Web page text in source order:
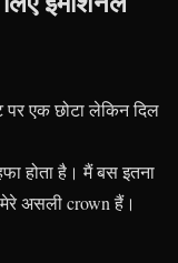
एक छोटा लेकिन दिल
होता है। मैं बस इतना
असली crown हैं।